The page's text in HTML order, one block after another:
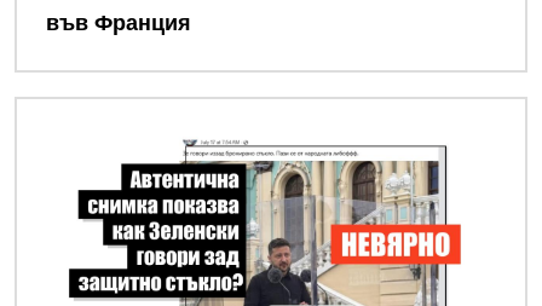
във Франция